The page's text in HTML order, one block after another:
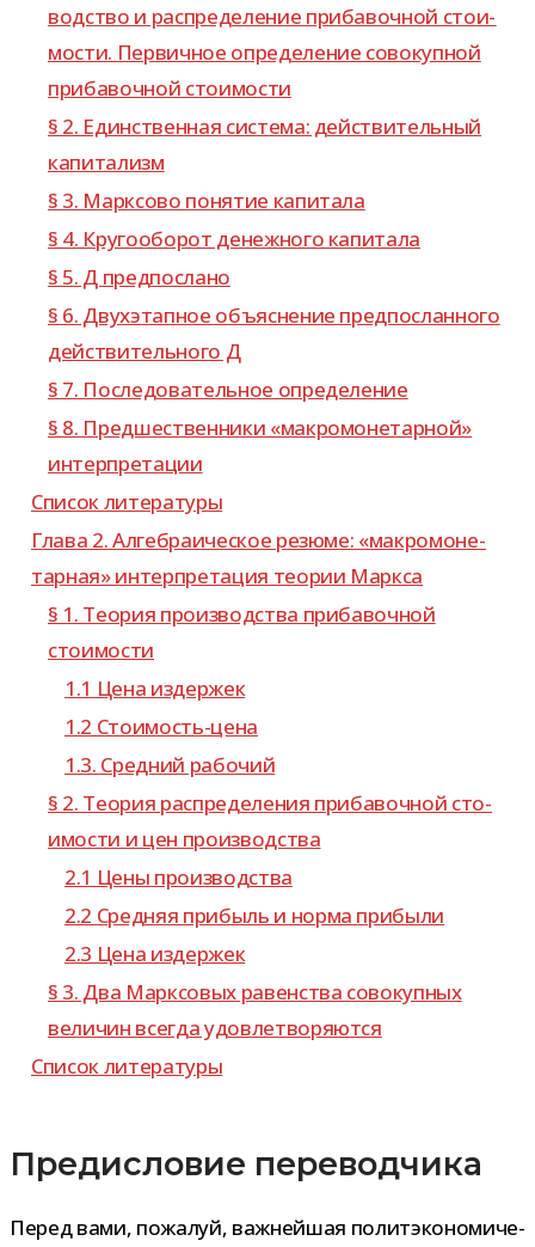
вод­ство и рас­пре­де­ле­ние при­ба­воч­ной сто­и­
мо­сти. Первичное опре­де­ле­ние сово­куп­ной
при­ба­воч­ной стоимости
§ 2. Единственная система: дей­стви­тель­ный
капитализм
§ 3. Марксово поня­тие капитала
§ 4. Кругооборот денеж­ного капитала
§ 5. Д предпослано
§ 6. Двухэтапное объ­яс­не­ние пред­по­слан­ного
дей­стви­тель­ного Д
§ 7. Последовательное определение
§ 8. Предшественники «мак­ро­мо­не­тар­ной»
интерпретации
Список лите­ра­туры
Глава 2. Алгебраическое резюме: «мак­ро­мо­не­
тар­ная» интер­пре­та­ция тео­рии Маркса
§ 1. Теория про­из­вод­ства при­ба­воч­ной
стоимости
1.1 Цена издержек
1.2 Стоимость-​цена
1.3. Средний рабочий
§ 2. Теория рас­пре­де­ле­ния при­ба­воч­ной сто­
и­мо­сти и цен производства
2.1 Цены производства
2.2 Средняя при­быль и норма прибыли
2.3 Цена издержек
§ 3. Два Марксовых равен­ства сово­куп­ных
вели­чин все­гда удовлетворяются
Список лите­ра­туры
Предисловие переводчика
Перед вами, пожа­луй, важ­ней­шая полит­эко­но­ми­че­